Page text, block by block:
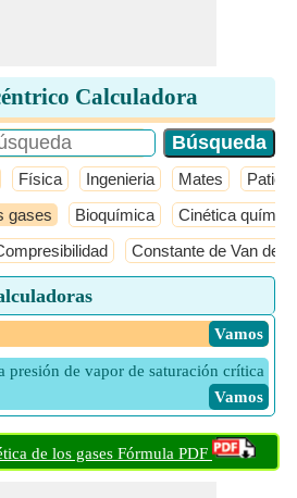
Calculadora
Física Ingenieria Mates Patio
gases Bioquímica Cinética química
Constante de Van der
​ Vamos
presión de vapor de saturación crítica
​ Vamos
de los gases Fórmula PDF